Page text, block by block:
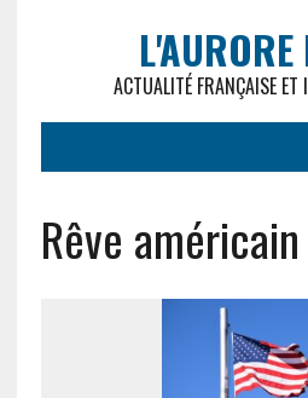
ACTUALITÉ FRANÇAISE ET
Rêve américain